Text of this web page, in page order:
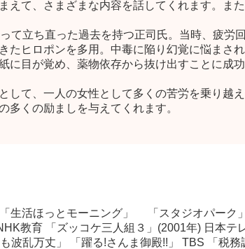
えて、さまざまな内容を話してくれます。ま
て立ち直った過去を持つ正司氏。当時、疲労
たヒロポンを多用。中毒に陥り幻覚に悩まさ
に目が覚め、薬物依存から抜け出すことに成
して、一人の女性として多くの苦労を乗り越
多くの励ましを与えてくれます。
生活ほっとモーニング」 「スタジオパーク
教育 「ズッコケ三人組３」(2001年) 日本
波乱万丈」 「躍る!さんま御殿!!」 TBS 「税